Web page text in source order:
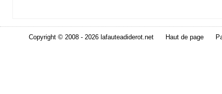
Copyright © 2008 - 2026 lafauteadiderot.net Haut de page